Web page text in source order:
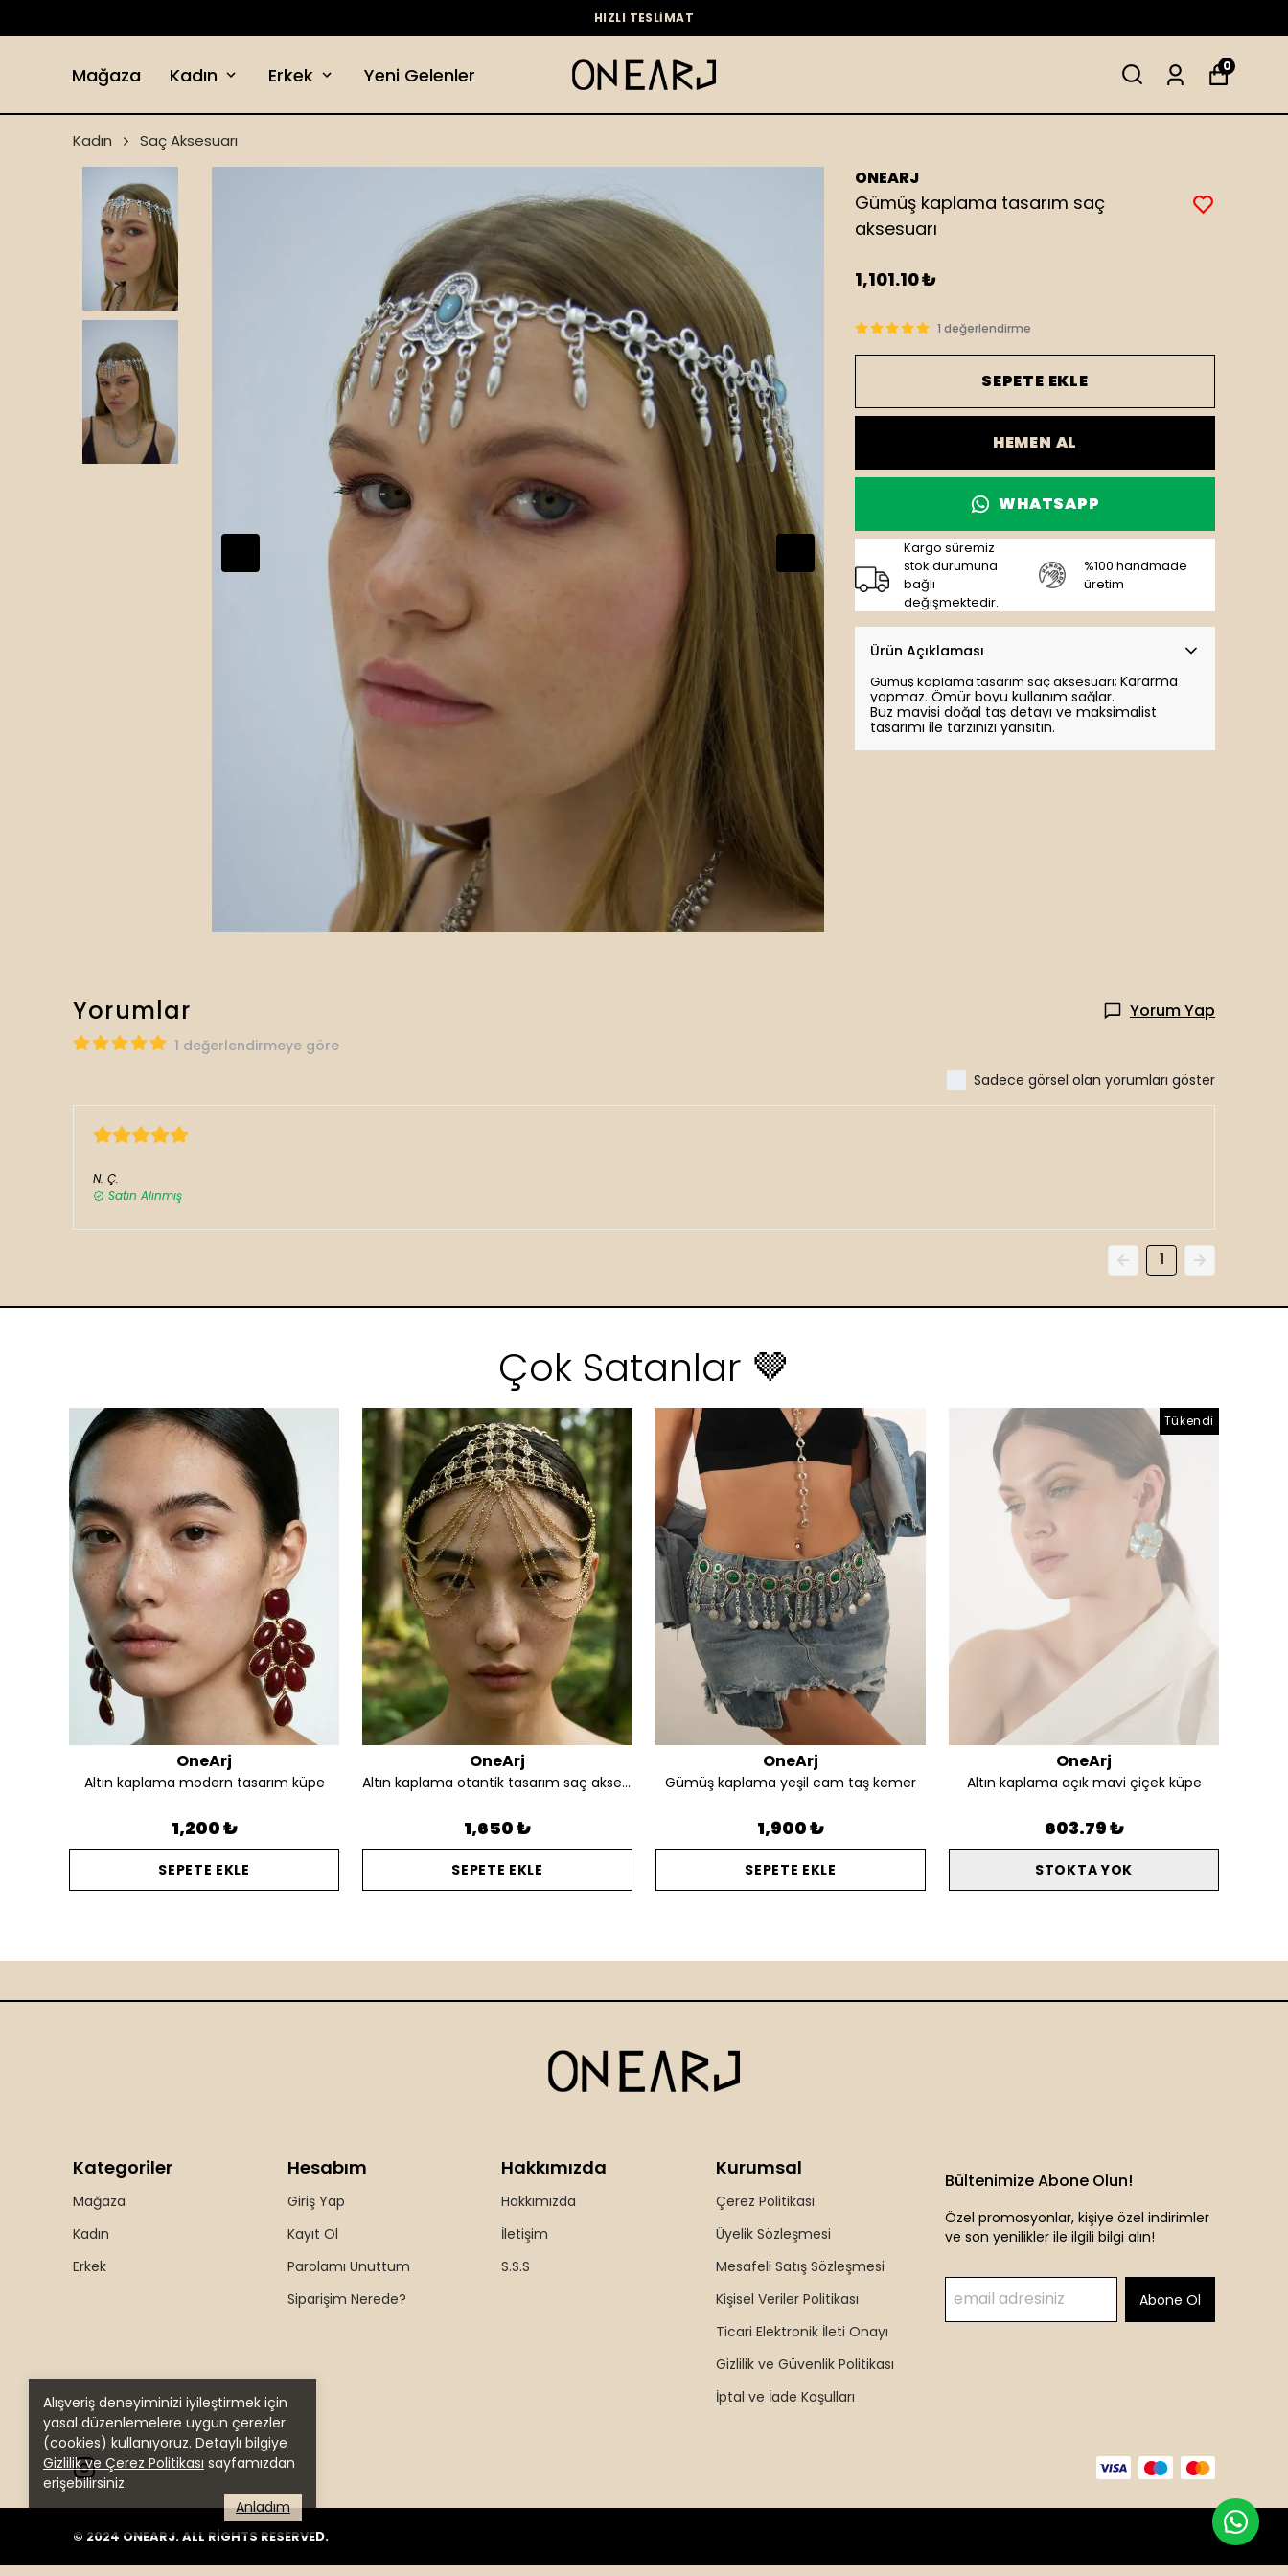
HIZLI TESLİMAT
Mağaza Kadın Erkek Yeni Gelenler 0
Alışveriş deneyiminizi iyileştirmek için
yasal düzenlemelere uygun çerezler
(cookies) kullanıyoruz. Detaylı bilgiye
Gizlilik ve Çerez Politikası sayfamızdan
erişebilirsiniz.
Anladım
Kadın Saç Aksesuarı
ONEARJ
Gümüş kaplama tasarım saç
aksesuarı
1,101.10 ₺
1 değerlendirme
SEPETE EKLE
HEMEN AL
WHATSAPP
Kargo süremiz
stok durumuna
bağlı
değişmektedir.
%100 handmade
üretim
Ürün Açıklaması
Gümüş kaplama tasarım saç aksesuarı; Kararma
yapmaz. Ömür boyu kullanım sağlar.
Buz mavisi doğal taş detayı ve maksimalist
tasarımı ile tarzınızı yansıtın.
Yorumlar Yorum Yap
1 değerlendirmeye göre
Sadece görsel olan yorumları göster
N. Ç.
Satın Alınmış
1
Çok Satanlar 🤎
OneArj
Altın kaplama modern tasarım küpe
1,200 ₺
SEPETE EKLE
OneArj
Altın kaplama otantik tasarım saç aksesuarı
1,650 ₺
SEPETE EKLE
OneArj
Gümüş kaplama yeşil cam taş kemer
1,900 ₺
SEPETE EKLE
Tükendi
OneArj
Altın kaplama açık mavi çiçek küpe
603.79 ₺
STOKTA YOK
Kategoriler
Mağaza
Kadın
Erkek
Hesabım
Giriş Yap
Kayıt Ol
Parolamı Unuttum
Siparişim Nerede?
Hakkımızda
Hakkımızda
İletişim
S.S.S
Kurumsal
Çerez Politikası
Üyelik Sözleşmesi
Mesafeli Satış Sözleşmesi
Kişisel Veriler Politikası
Ticari Elektronik İleti Onayı
Gizlilik ve Güvenlik Politikası
İptal ve İade Koşulları
Bültenimize Abone Olun!
Özel promosyonlar, kişiye özel indirimler
ve son yenilikler ile ilgili bilgi alın!
Abone Ol
© 2024 ONEARJ. ALL RİGHTS RESERVED.